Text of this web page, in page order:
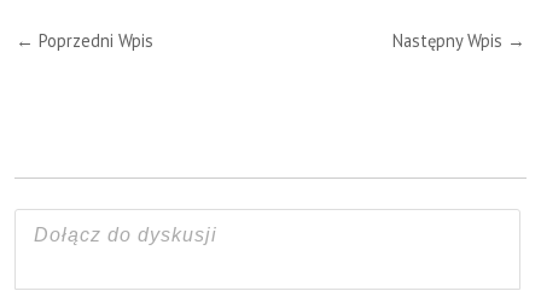
← Poprzedni Wpis Następny Wpis →